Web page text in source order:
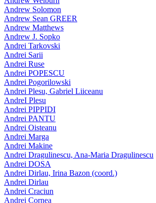
Andrew Solomon
Andrew Sean GREER
Andrew Matthews
Andrew J. Sopko
Andrei Tarkovski
Andrei Sarii
Andrei Ruse
Andrei POPESCU
Andrei Pogorilowski
Andrei Plesu, Gabriel Liiceanu
AndreI Plesu
Andrei PIPPIDI
Andrei PANTU
Andrei Oisteanu
Andrei Marga
Andrei Makine
Andrei Dragulinescu, Ana-Maria Dragulinescu
Andrei DOSA
Andrei Dirlau, Irina Bazon (coord.)
Andrei Dirlau
Andrei Craciun
Andrei Cornea